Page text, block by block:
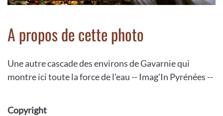
A propos de cette photo
Une autre cascade des environs de Gavarnie qui
montre ici toute la force de l'eau -- Imag'In Pyrénées --
Copyright